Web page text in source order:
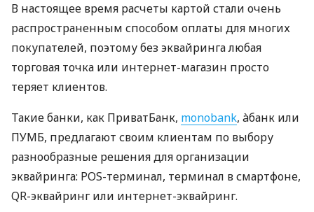
В настоящее время расчеты картой стали очень
распространенным способом оплаты для многих
покупателей, поэтому без эквайринга любая
торговая точка или интернет-магазин просто
теряет клиентов.
Такие банки, как ПриватБанк, monobank, àбанк или
ПУМБ, предлагают своим клиентам по выбору
разнообразные решения для организации
эквайринга: POS-терминал, терминал в смартфоне,
QR-эквайринг или интернет-эквайринг.